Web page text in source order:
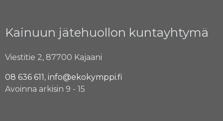
Kainuun jätehuollon kuntayhtymä
Viestitie 2, 87700 Kajaani
08 636 611, info@ekokymppi.fi
Avoinna arkisin 9 - 15